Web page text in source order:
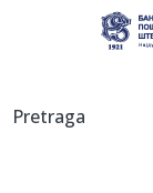
07:03:Sud
zbog ...
Pretraga